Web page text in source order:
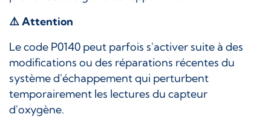
⚠️Attention
Le code P0140 peut parfois s'activer suite à des
modifications ou des réparations récentes du
système d'échappement qui perturbent
temporairement les lectures du capteur
d'oxygène.